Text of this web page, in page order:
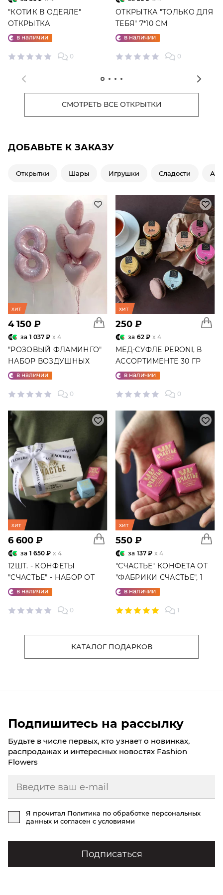
"КОТИК В ОДЕЯЛЕ"
ОТКРЫТКА
в наличии
0
ОТКРЫТКА "ТОЛЬКО ДЛЯ
ТЕБЯ" 7*10 СМ
в наличии
0
СМОТРЕТЬ ВСЕ ОТКРЫТКИ
ДОБАВЬТЕ К ЗАКАЗУ
Открытки Шары Игрушки Сладости
хит
4 150 ₽
за 1 037 ₽ x 4
"РОЗОВЫЙ ФЛАМИНГО"
НАБОР ВОЗДУШНЫХ
ШАРОВ №25
в наличии
0
хит
250 ₽
за 62 ₽ x 4
МЕД-СУФЛЕ PERONI, В
АССОРТИМЕНТЕ 30 ГР
в наличии
0
хит
6 600 ₽
за 1 650 ₽ x 4
12ШТ. - КОНФЕТЫ
"СЧАСТЬЕ" - НАБОР ОТ
"ФАБРИКИ СЧАСТЬЕ"
в наличии
0
хит
550 ₽
за 137 ₽ x 4
"СЧАСТЬЕ" КОНФЕТА ОТ
"ФАБРИКИ СЧАСТЬЕ", 1
ШТ.в наличии
1
КАТАЛОГ ПОДАРКОВ
Подпишитесь на рассылку
Будьте в числе первых, кто узнает о новинках,
распродажах и интересных новостях Fashion
Flowers
Я прочитал Политика по обработке персональных
данных и согласен с условиями
Подписаться